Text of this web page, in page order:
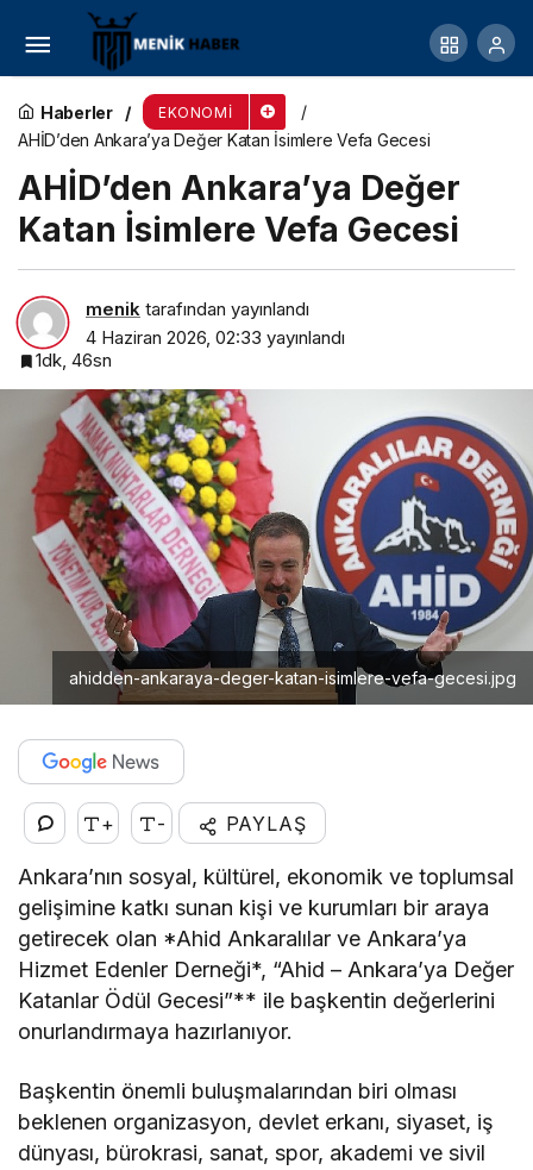
Haberler EKONOMI
AHİD’den Ankara’ya Değer Katan İsimlere Vefa Gecesi
AHİD’den Ankara’ya Değer
Katan İsimlere Vefa Gecesi
menik tarafından yayınlandı
4 Haziran 2026, 02:33 yayınlandı
1dk, 46sn
ahidden-ankaraya-deger-katan-isimlere-vefa-gecesi.jpg
+ - PAYLAŞ
Ankara’nın sosyal, kültürel, ekonomik ve toplumsal
gelişimine katkı sunan kişi ve kurumları bir araya
getirecek olan *Ahid Ankaralılar ve Ankara’ya
Hizmet Edenler Derneği*, “Ahid – Ankara’ya Değer
Katanlar Ödül Gecesi”** ile başkentin değerlerini
onurlandırmaya hazırlanıyor.
Başkentin önemli buluşmalarından biri olması
beklenen organizasyon, devlet erkanı, siyaset, iş
dünyası, bürokrasi, sanat, spor, akademi ve sivil
Katılımevim, Dünyanın En Hızlı Büyüyen Şirketleri
Arasında İlk 50’de.